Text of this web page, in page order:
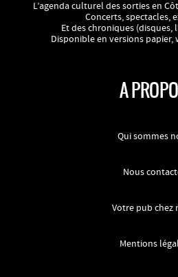
L’agenda culturel des sorties en
Concerts, spectacles,
Et des chroniques (disques,
Disponible en versions papier,
A
Qui sommes
Nous
Votre pub chez
Mentions